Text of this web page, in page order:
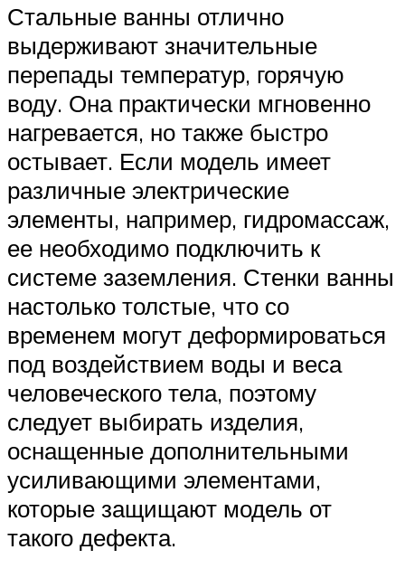
Стальные ванны отлично
выдерживают значительные
перепады температур, горячую
воду. Она практически мгновенно
нагревается, но также быстро
остывает. Если модель имеет
различные электрические
элементы, например, гидромассаж,
ее необходимо подключить к
системе заземления. Стенки ванны
настолько толстые, что со
временем могут деформироваться
под воздействием воды и веса
человеческого тела, поэтому
следует выбирать изделия,
оснащенные дополнительными
усиливающими элементами,
которые защищают модель от
такого дефекта.